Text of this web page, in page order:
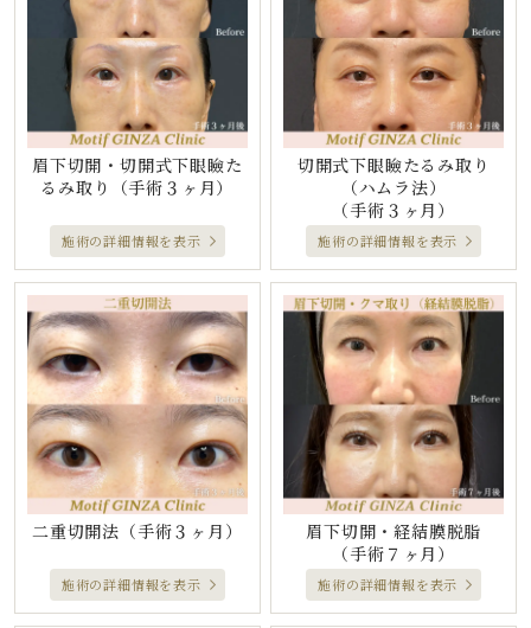
眉下切開・切開式下眼瞼た
るみ取り
（手術３ヶ月）
施術の詳細情報を表示
切開式下眼瞼たるみ取り
（ハムラ法）
（手術３ヶ月）
施術の詳細情報を表示
二重切開法 （手術３ヶ月）
施術の詳細情報を表示
眉下切開・経結膜脱脂
（手術７ヶ月）
施術の詳細情報を表示